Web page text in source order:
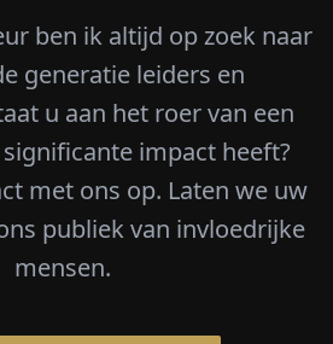
ben ik altijd op zoek naar
generatie leiders en
u aan het roer van een
impact heeft?
met ons op. Laten we uw
publiek van invloedrijke
mensen.